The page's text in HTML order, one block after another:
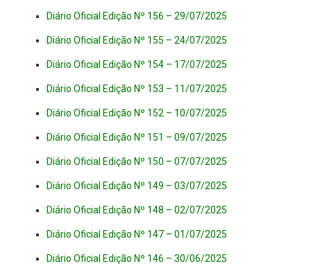
Diário Oficial Edição Nº 156 – 29/07/2025
Diário Oficial Edição Nº 155 – 24/07/2025
Diário Oficial Edição Nº 154 – 17/07/2025
Diário Oficial Edição Nº 153 – 11/07/2025
Diário Oficial Edição Nº 152 – 10/07/2025
Diário Oficial Edição Nº 151 – 09/07/2025
Diário Oficial Edição Nº 150 – 07/07/2025
Diário Oficial Edição Nº 149 – 03/07/2025
Diário Oficial Edição Nº 148 – 02/07/2025
Diário Oficial Edição Nº 147 – 01/07/2025
Diário Oficial Edição Nº 146 – 30/06/2025